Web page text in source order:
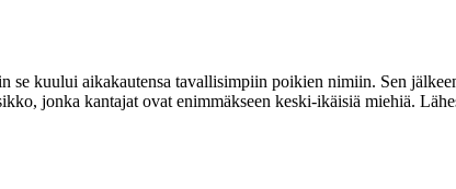
kuului aikakautensa tavallisimpiin poikien nimiin. Sen
jonka kantajat ovat enimmäkseen keski-ikäisiä miehiä.